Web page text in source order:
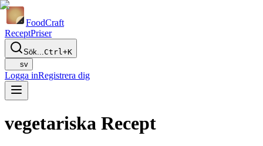
FoodCraft
ReceptPriser
Sök...Ctrl+K
sv
Logga inRegistrera dig
vegetariska Recept